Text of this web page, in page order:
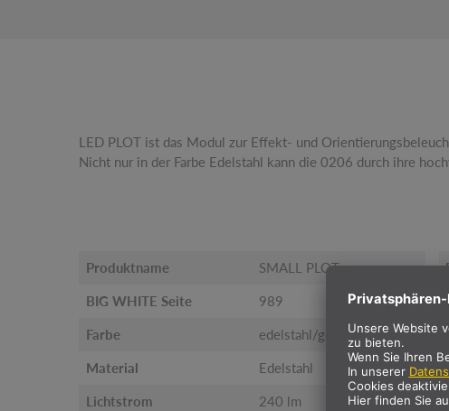
LED PLOT ist das Modul zur Effekt- und
Nicht nur in der Farbe Edelstahl kann die 0206 durch ihre
Produktname SMALL PLOT
BIG WHITE Seite 989
Farbe edelstahl/gefrosted
Material Edelstahl
Lichtstrom 240 lm